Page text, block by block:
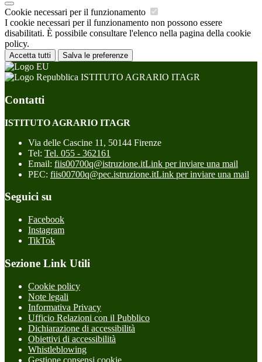
Cookie necessari per il funzionamento
I cookie necessari per il funzionamento non possono essere
disabilitati. È possibile consultare l'elenco nella pagina della cookie
policy.
Accetta tutti Salva le preferenze
ISTITUTO AGRARIO ITAGR
Contatti
ISTITUTO AGRARIO ITAGR
Via delle Cascine 11, 50144 Firenze
Tel: Tel. 055 - 362161
Email: fiis00700q@istruzione.itLink per inviare una mail
PEC: fiis00700q@pec.istruzione.itLink per inviare una mail
Seguici su
Facebook
Instagram
TikTok
Sezione Link Utili
Cookie policy
Note legali
Informativa Privacy
Ufficio Relazioni con il Pubblico
Dichiarazione di accessibilità
Obiettivi di accessibilità
Whistleblowing
Gestione consensi cookie